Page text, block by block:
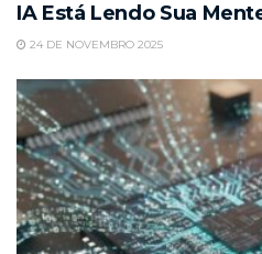
IA Está Lendo Sua
24 DE NOVEMBRO 2025